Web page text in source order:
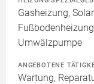
Gasheizung,
Umwälzpumpe
ANGEBOTENE
Wartung,